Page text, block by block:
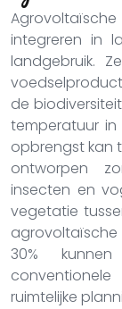
integreren in
landgebruik.
de
temperatuur
opbrengst kan
ontworpen
insecten en
vegetatie
30%
ruimtelijke